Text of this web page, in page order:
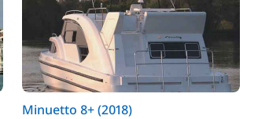
Minuetto 8+ (2018)